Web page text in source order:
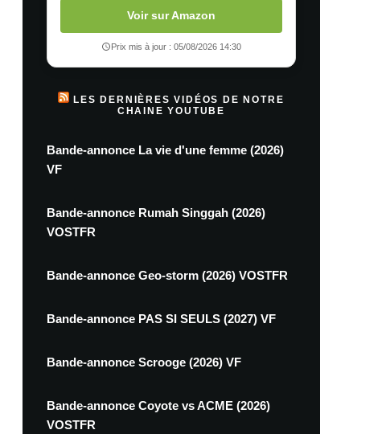
Voir sur Amazon
Prix mis à jour : 05/08/2026 14:30
LES DERNIÈRES VIDÉOS DE NOTRE
CHAINE YOUTUBE
Bande-annonce La vie d'une femme (2026)
VF
Bande-annonce Rumah Singgah (2026)
VOSTFR
Bande-annonce Geo-storm (2026) VOSTFR
Bande-annonce PAS SI SEULS (2027) VF
Bande-annonce Scrooge (2026) VF
Bande-annonce Coyote vs ACME (2026)
VOSTFR